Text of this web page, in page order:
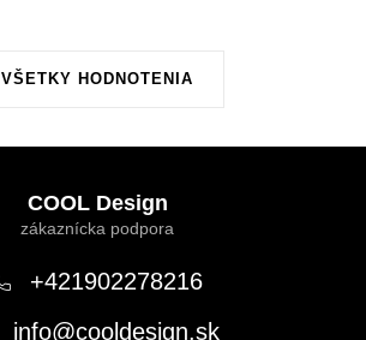
VŠETKY HODNOTENIA
COOL Design
+421902278216
info@cooldesign.sk